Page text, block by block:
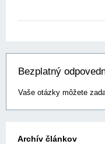
Bezplatný
Vaše otázky môžete
Archív článkov